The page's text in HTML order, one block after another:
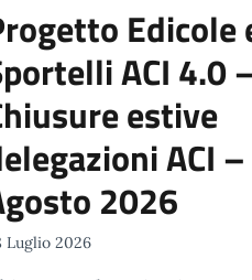
Edicole
ACI 4.0
estive
ACI –
2026
Luglio 2026